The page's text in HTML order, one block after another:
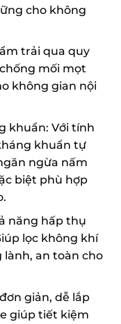
cho không
trải qua quy
mối mọt
không gian nội
khuẩn: Với tính
khuẩn tự
ngừa nấm
biệt phù hợp
năng hấp thụ
lọc không khí
an toàn cho
giản, dễ lắp
giúp tiết kiệm